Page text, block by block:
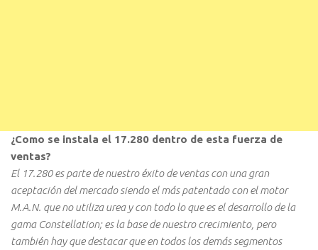
¿Como se instala el 17.280 dentro de esta fuerza de
ventas?
El 17.280 es parte de nuestro éxito de ventas con una gran
aceptación del mercado siendo el más patentado con el motor
M.A.N. que no utiliza urea y con todo lo que es el desarrollo de la
gama Constellation; es la base de nuestro crecimiento, pero
también hay que destacar que en todos los demás segmentos